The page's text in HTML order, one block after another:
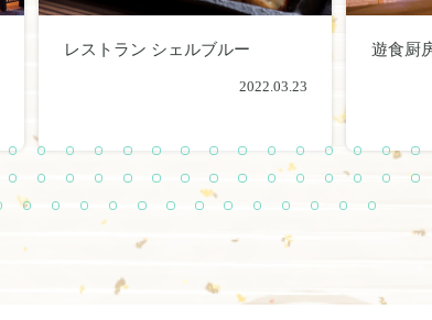
レストラン シェルブルー
2022.03.23
遊食厨
1
2
1
3
1
4
1
5
1
6
1
7
1
8
1
9
2
0
2
1
2
2
2
3
2
4
2
2
6
4
7
4
8
4
9
5
0
5
1
5
2
5
3
5
4
5
5
5
6
5
7
5
8
5
9
6
7
7
7
7
7
7
7
7
7
8
8
8
8
8